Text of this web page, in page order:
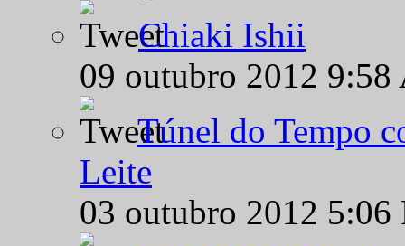
Chiaki Ishii
09 outubro 2012
Túnel do Tempo
Leite
03 outubro 2012